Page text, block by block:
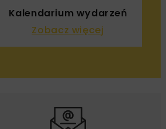
Kalendarium wydarzeń
Zobacz więcej